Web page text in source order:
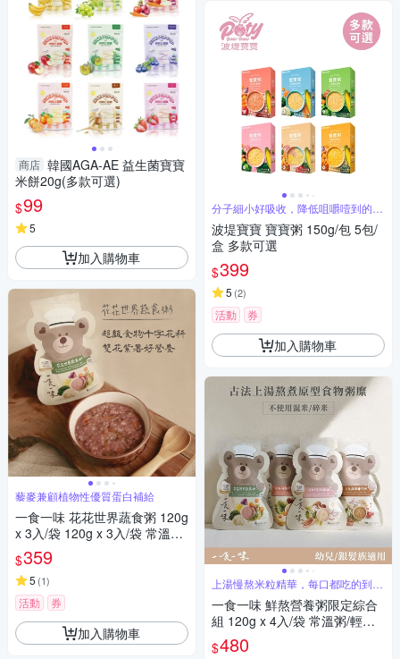
商店 韓國AGA-AE 益生菌寶寶
米餅20g(多款可選)
$99
5
加入購物車
藜麥兼顧植物性優質蛋白補給
一食一味 花花世界蔬食粥 120g
x 3入/袋 120g x 3入/袋 常溫粥/
輕食粥/寶寶粥/副食品
$359
5 (1)
活動 券
加入購物車
分子細小好吸收，降低咀嚼噎到的可
能性
波堤寶寶 寶寶粥 150g/包 5包/
盒 多款可選
$399
5 (2)
活動 券
加入購物車
上湯慢熬米粒精華，每口都吃的到頂
級全米粥
一食一味 鮮熬營養粥限定綜合
組 120g x 4入/袋 常溫粥/輕食
粥/寶寶粥/副食品
$480